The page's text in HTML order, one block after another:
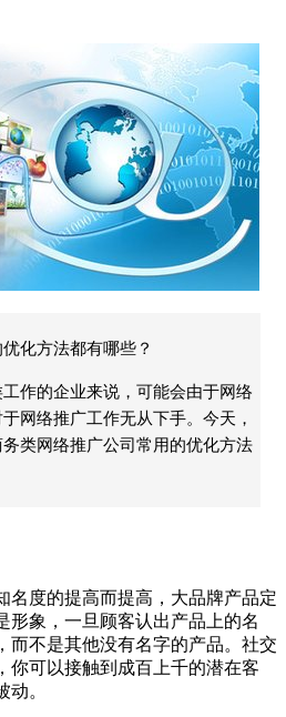
化方法都有哪些？
作的企业来说，可能会由于网络
网络推广工作无从下手。今天，
类网络推广公司常用的优化方法
度的提高而提高，大品牌产品定
形象，一旦顾客认出产品上的名
而不是其他没有名字的产品。社交
你可以接触到成百上千的潜在客
。